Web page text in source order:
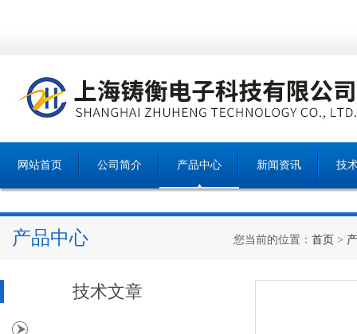
网站首页 公司简介 产品中心 新闻资讯 技
产品中心 您当前的位置： 首页 >
技术文章